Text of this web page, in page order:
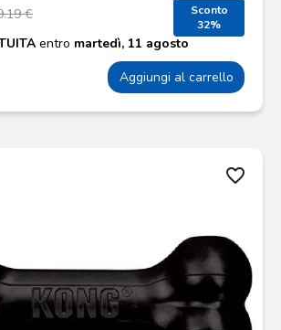
€
Sconto
32%
entro martedì, 11 agosto
Aggiungi al carrello
favorite_border